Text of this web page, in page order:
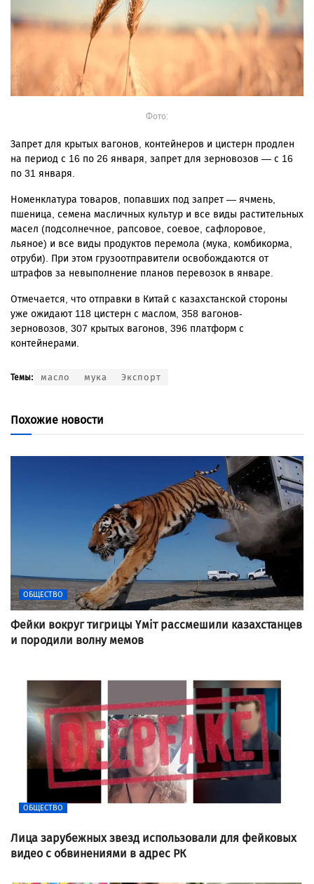
Фото:
Запрет для крытых вагонов, контейнеров и цистерн продлен
на период с 16 по 26 января, запрет для зерновозов — с 16
по 31 января.
Номенклатура товаров, попавших под запрет — ячмень,
пшеница, семена масличных культур и все виды растительных
масел (подсолнечное, рапсовое, соевое, сафлоровое,
льяное) и все виды продуктов перемола (мука, комбикорма,
отруби). При этом грузоотправители освобождаются от
штрафов за невыполнение планов перевозок в январе.
Отмечается, что отправки в Китай с казахстанской стороны
уже ожидают 118 цистерн с маслом, 358 вагонов-
зерновозов, 307 крытых вагонов, 396 платформ с
контейнерами.
Темы: масло мука Экспорт
Похожие новости
ОБЩЕСТВО
Фейки вокруг тигрицы Үміт рассмешили казахстанцев
и породили волну мемов
ОБЩЕСТВО
Лица зарубежных звезд использовали для фейковых
видео с обвинениями в адрес РК